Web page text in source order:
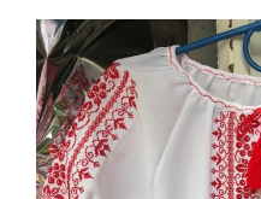
Skip
to
the
end
of
the
images